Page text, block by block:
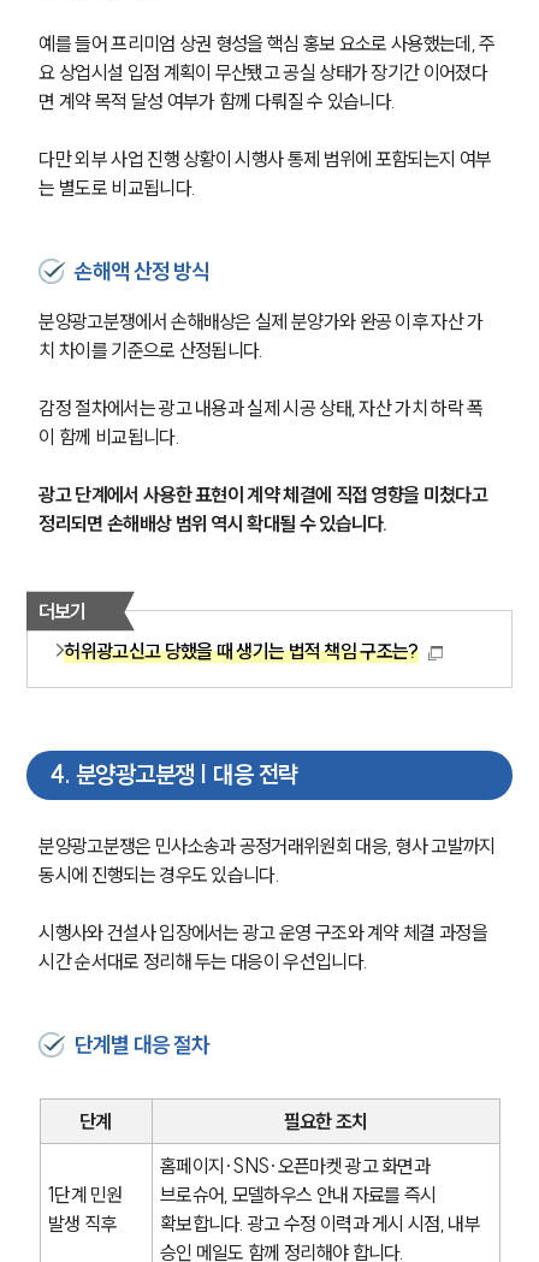
기업법무그룹 업무
전체
PROFESSIONALS
예를 들어 프리미엄 상권 형성을 핵심 홍보 요소로 사용했는데, 주
요 상업시설 입점 계획이 무산됐고 공실 상태가 장기간 이어졌다
면 계약 목적 달성 여부가 함께 다뤄질 수 있습니다.
다만 외부 사업 진행 상황이 시행사 통제 범위에 포함되는지 여부
는 별도로 비교됩니다.
손해액 산정 방식
분양광고분쟁에서 손해배상은 실제 분양가와 완공 이후 자산 가
치 차이를 기준으로 산정됩니다.
감정 절차에서는 광고 내용과 실제 시공 상태, 자산 가치 하락 폭
이 함께 비교됩니다.
광고 단계에서 사용한 표현이 계약 체결에 직접 영향을 미쳤다고
정리되면 손해배상 범위 역시 확대될 수 있습니다.
더보기
허위광고신고 당했을 때 생기는 법적 책임 구조는?
4. 분양광고분쟁 | 대응 전략
분양광고분쟁은 민사소송과 공정거래위원회 대응, 형사 고발까지
동시에 진행되는 경우도 있습니다.
시행사와 건설사 입장에서는 광고 운영 구조와 계약 체결 과정을
시간 순서대로 정리해 두는 대응이 우선입니다.
단계별 대응 절차
단계 필요한 조치
1단계 민원
발생 직후
홈페이지·SNS·오픈마켓 광고 화면과
브로슈어, 모델하우스 안내 자료를 즉시
확보합니다. 광고 수정 이력과 게시 시점, 내부
승인 메일도 함께 정리해야 합니다.